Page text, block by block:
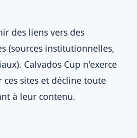
des liens vers des
(sources institutionnelles,
Calvados Cup n'exerce
sites et décline toute
à leur contenu.